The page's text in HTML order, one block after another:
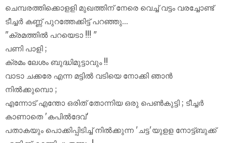
ചെമ്പരത്തിക്കൊളളി മുഖത്തിന് നേരെ വെച്ച് വട്ടം വരച്ചോണ്ട്
ടീച്ചർ കണ്ണ്‍ പുറത്തേക്കിട്ട് പറഞ്ഞു...
"ക്രമത്തിൽ പറയെടാ !!! "
പണി പാളി ;
ക്രമം ലേശം ബുദ്ധിമുട്ടാവും !!
വാടാ ചക്കരേ എന്ന മട്ടിൽ വടിയെ നോക്കി ഞാൻ
നിൽക്കുമ്പൊ ;
എന്നോട് എന്തോ ഒരിത്‌ തോന്നിയ ഒരു പെണ്‍കുട്ടി ; ടീച്ചർ
കാണാതെ 'കപിൽദേവ്'
പതാകയും പൊക്കിപ്പിടിച്ച് നിൽക്കുന്ന 'ചട്ട'യുളള നോട്ട്ബുക്ക്